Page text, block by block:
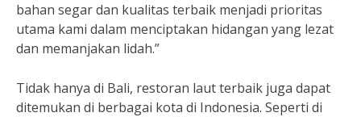
bahan segar dan kualitas terbaik menjadi prioritas
utama kami dalam menciptakan hidangan yang lezat
dan memanjakan lidah.”
Tidak hanya di Bali, restoran laut terbaik juga dapat
ditemukan di berbagai kota di Indonesia. Seperti di